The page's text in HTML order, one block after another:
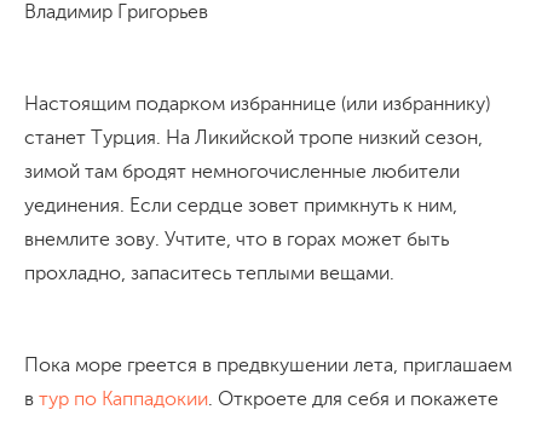
Владимир Григорьев
Настоящим подарком избраннице (или избраннику)
станет Турция. На Ликийской тропе низкий сезон,
зимой там бродят немногочисленные любители
уединения. Если сердце зовет примкнуть к ним,
внемлите зову. Учтите, что в горах может быть
прохладно, запаситесь теплыми вещами.
Пока море греется в предвкушении лета, приглашаем
в тур по Каппадокии. Откроете для себя и покажете